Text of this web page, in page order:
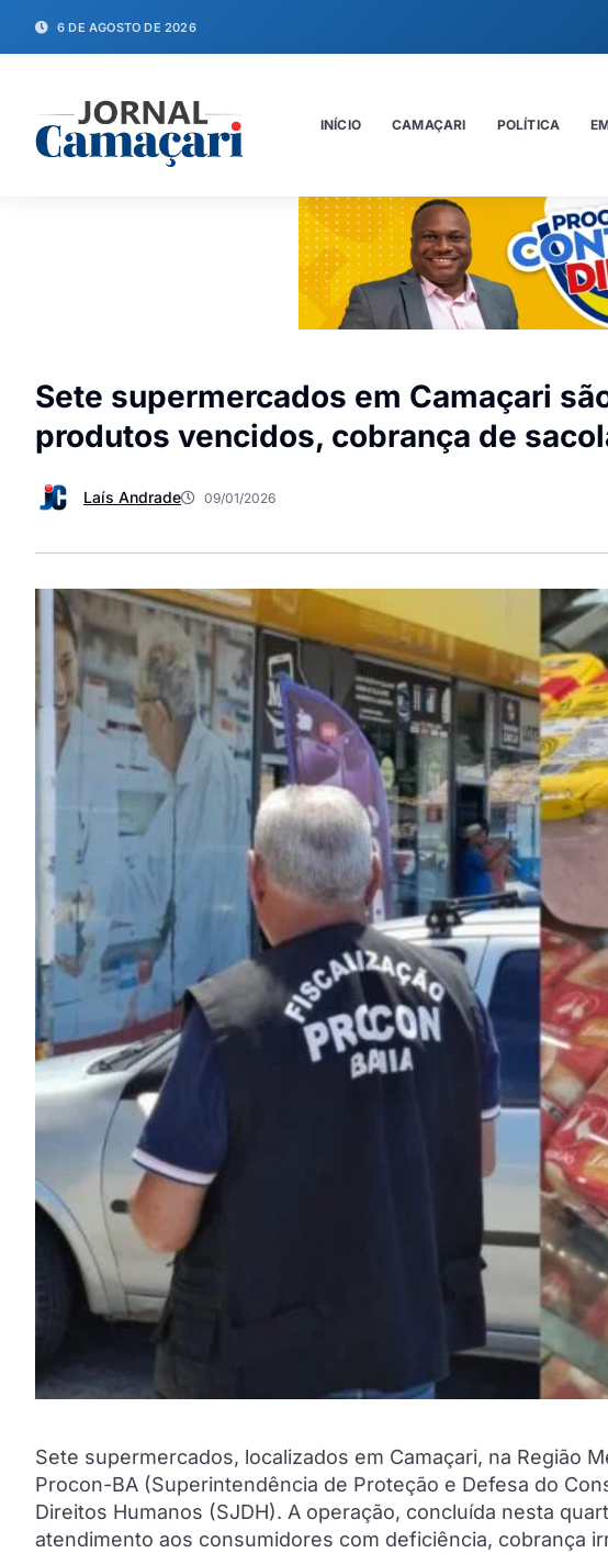
6 DE AGOSTO DE 2026
INÍCIO CAMAÇARI POLÍTICA
Sete supermercados em Camaçari
produtos vencidos, cobrança de
Laís Andrade 09/01/2026
Sete supermercados, localizados em Camaçari, na Região
Procon-BA (Superintendência de Proteção e Defesa do
Direitos Humanos (SJDH). A operação, concluída nesta
atendimento aos consumidores com deficiência, cobrança